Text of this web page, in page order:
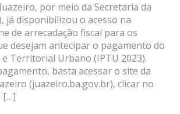
por meio da Secretaria da
já disponibilizou o acesso na
de arrecadação fiscal para os
desejam antecipar o pagamento do
Territorial Urbano (IPTU 2023).
basta acessar o site da
(juazeiro.ba.gov.br), clicar no
[…]